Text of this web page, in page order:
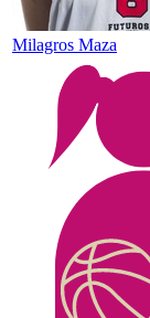
Milagros Maza